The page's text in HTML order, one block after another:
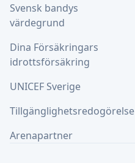
Svensk bandys
värdegrund
Dina Försäkringars
idrottsförsäkring
UNICEF Sverige
Tillgänglighetsredogörelse
Arenapartner